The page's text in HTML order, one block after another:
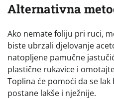
Alternativna
Ako nemate foliju pri ruci,
biste ubrzali djelovanje
natopljene pamučne
plastične rukavice i
Toplina će pomoći da se
postane lakše i nježnije.